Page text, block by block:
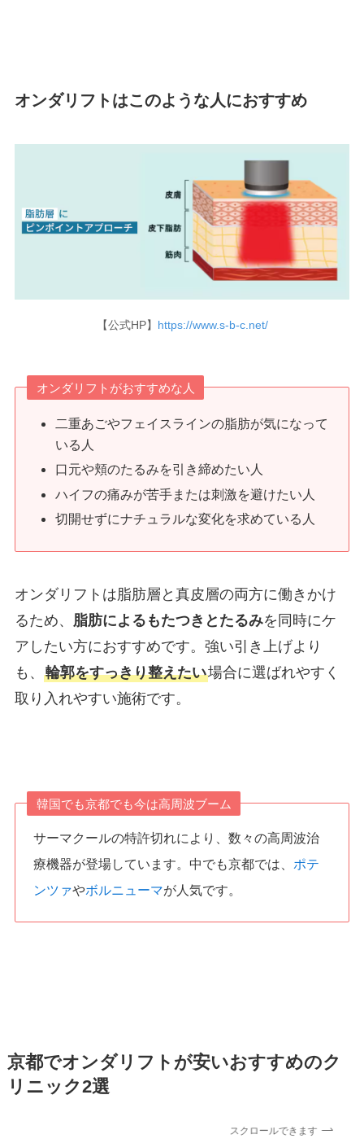
オンダリフトはこのような人におすすめ
【公式HP】 https://www.s-b-c.net/
オンダリフトがおすすめな人
二重あごやフェイスラインの脂肪が気になって
いる人
口元や頬のたるみを引き締めたい人
ハイフの痛みが苦手または刺激を避けたい人
切開せずにナチュラルな変化を求めている人
オンダリフトは脂肪層と真皮層の両方に働きかけ
るため、
脂肪によるもたつきとたるみを同時にケ
アしたい方におすすめです。強い引き上げより
も、 輪郭をすっきり整えたい場合に選ばれやすく
取り入れやすい施術です。
韓国でも京都でも今は高周波ブーム
サーマクールの特許切れにより、数々の高周波治
療機器が登場しています。中でも京都では、 ポテ
ンツァやボルニューマが人気です。
京都でオンダリフトが安いおすすめのク
リニック2選
スクロールできます